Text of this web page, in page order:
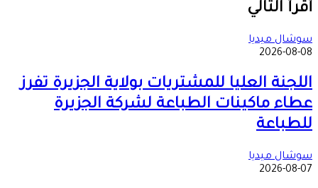
عبر
البريد
أقرأ التالي
سوشال ميديا
2026-08-08
اللجنة العليا للمشتريات بولاية الجزيرة تفرز
عطاء ماكينات الطباعة لشركة الجزيرة
للطباعة
سوشال ميديا
2026-08-07